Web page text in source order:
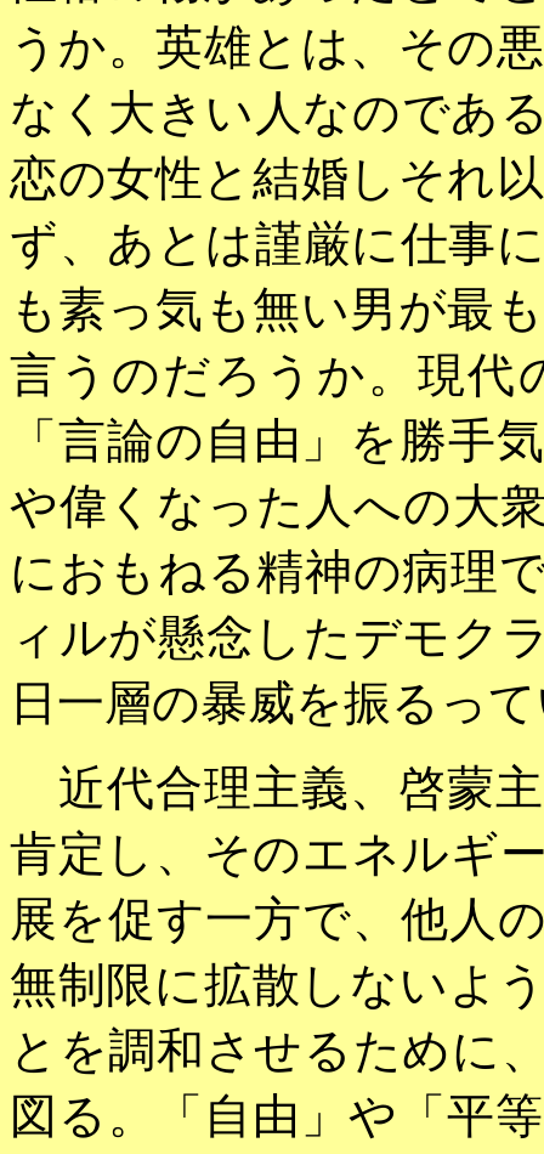
うか。英雄とは、その
なく大きい人なのであ
恋の女性と結婚しそれ
ず、あとは謹厳に仕事
も素っ気も無い男が最
言うのだろうか。現代
「言論の自由」を勝手
や偉くなった人への大
におもねる精神の病理
ィルが懸念したデモク
日一層の暴威を振るっ
近代合理主義、啓蒙
肯定し、そのエネルギ
展を促す一方で、他人
無制限に拡散しないよ
とを調和させるために
図る。「自由」や「平